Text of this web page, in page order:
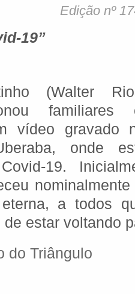
Edição nº
19”
(Walter
familiares
vídeo gravado
onde
19.
a todos
estar voltando
do Triângulo